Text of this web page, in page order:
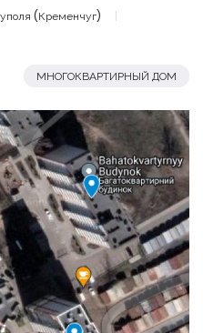
(Кременчуг)
МНОГОКВАРТИРНЫЙ ДОМ